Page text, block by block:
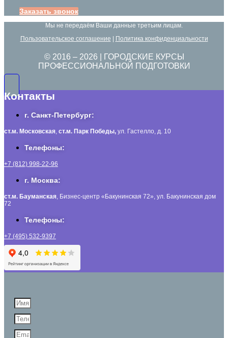
Заказать звонок
Мы не передаём Ваши данные третьим лицам.
Пользовательское соглашение
Политика конфиденциальности
© 2016 – 2026 | ГОРОДСКИЕ КУРСЫ
ПРОФЕССИОНАЛЬНОЙ ПОДГОТОВКИ
Контакты
г. Санкт-Петербург:
ст.м. Московская, ст.м. Парк Победы, ул. Гастелло, д. 10
Телефоны:
+7 (812) 998-22-96
г. Москва:
ст.м. Бауманская, Бизнес-центр «Бакунинская 72», ул. Бакунинская дом
72
Телефоны:
+7 (495) 532-9397